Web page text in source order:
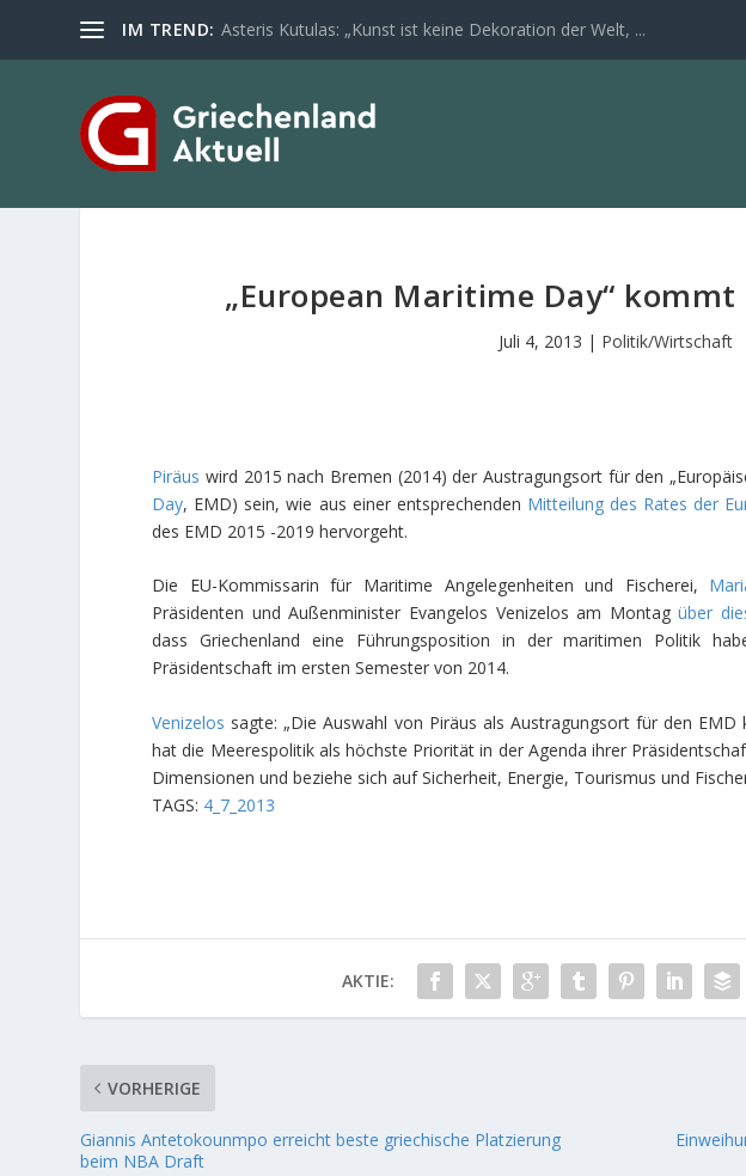
IM TREND: Asteris Kutulas: „Kunst ist keine Dekoration der Welt, ...
„European Maritime Day“ kommt
Juli 4, 2013 | Politik/Wirtschaft
Piräus wird 2015 nach Bremen (2014) der Austragungsort für den
Day, EMD) sein, wie aus einer entsprechenden Mitteilung des Rates der
des EMD 2015 -2019 hervorgeht.
Die EU-Kommissarin für Maritime Angelegenheiten und Fischerei,
Präsidenten und Außenminister Evangelos Venizelos am Montagüber
dass Griechenland eine Führungsposition in der maritimen Politik
Präsidentschaft im ersten Semester von 2014.
Venizelos sagte: „Die Auswahl von Piräus als Austragungsort für den
hat die Meerespolitik als höchste Priorität in der Agenda ihrer
Dimensionen und beziehe sich auf Sicherheit, Energie, Tourismus und
TAGS: 4_7_2013
AKTIE:
VORHERIGE
Giannis Antetokounmpo erreicht beste griechische Platzierung
beim NBA Draft